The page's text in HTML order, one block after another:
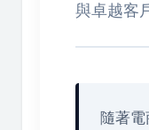
與卓越客
隨著